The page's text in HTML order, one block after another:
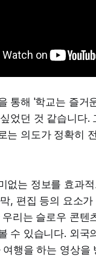
통해 '학교는 즐거
었던 것 같습니다.
는 의도가 정확히
없는 정보를 효과
, 편집 등의 요소
리는 슬로우 콘텐
수 있습니다. 외국
행을 하는 영상을